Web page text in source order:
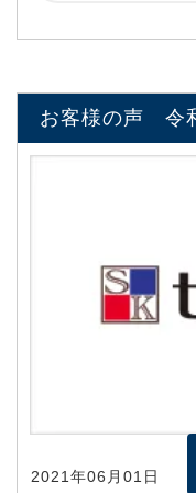
お客様の声 令
2021年06月01日